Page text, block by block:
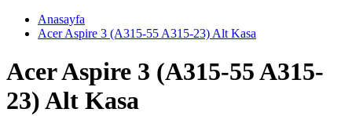
Anasayfa
Acer Aspire 3 (A315-55 A315-23) Alt Kasa
Acer Aspire 3 (A315-55 A315-
23) Alt Kasa